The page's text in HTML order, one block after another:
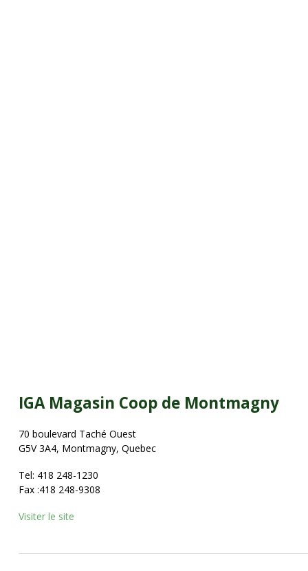
IGA Magasin Coop de Montmagny
70 boulevard Taché Ouest
G5V 3A4, Montmagny, Quebec
Tel: 418 248-1230
Fax :418 248-9308
Visiter le site